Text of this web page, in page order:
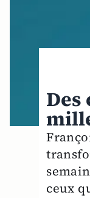
Des
ceux